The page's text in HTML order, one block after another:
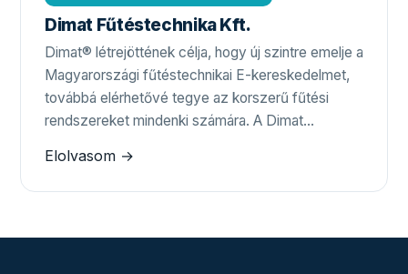
Dimat Fűtéstechnika Kft.
Dimat® létrejöttének célja, hogy új szintre emelje a
Magyarországi fűtéstechnikai E-kereskedelmet,
továbbá elérhetővé tegye az korszerű fűtési
rendszereket mindenki számára. A Dimat…
Elolvasom →